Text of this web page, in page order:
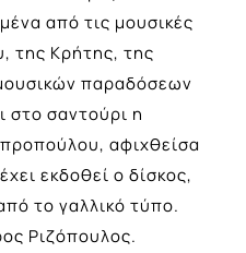
από τις μουσικές
της Κρήτης, της
παραδόσεων
στο σαντούρι η
αφιχθείσα
εκδοθεί ο δίσκος,
το γαλλικό τύπο.
Ριζόπουλος.